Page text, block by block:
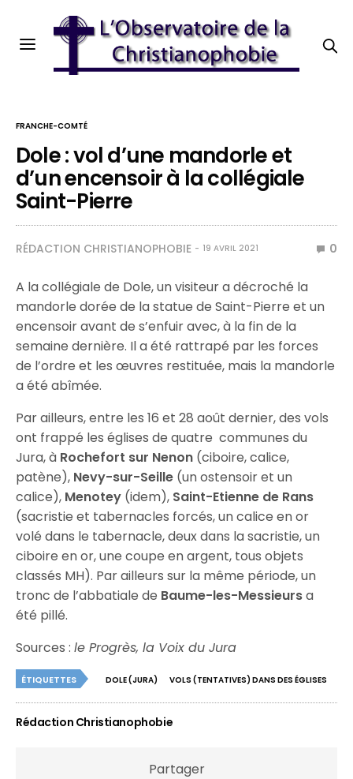
FRANCHE-COMTÉ
Dole : vol d’une mandorle et
d’un encensoir à la collégiale
Saint-Pierre
RÉDACTION CHRISTIANOPHOBIE 19 AVRIL 2021 0
A la collégiale de Dole, un visiteur a décroché la
mandorle dorée de la statue de Saint-Pierre et un
encensoir avant de s’enfuir avec, à la fin de la
semaine dernière. Il a été rattrapé par les forces
de l’ordre et les œuvres restituée, mais la mandorle
a été abîmée.
Par ailleurs, entre les 16 et 28 août dernier, des vols
ont frappé les églises de quatre communes du
Jura, à Rochefort sur Nenon (ciboire, calice,
patène), Nevy-sur-Seille (un ostensoir et un
calice), Menotey (idem), Saint-Etienne de Rans
(sacristie et tabernacles forcés, un calice en or
volé dans le tabernacle, deux dans la sacristie, un
ciboire en or, une coupe en argent, tous objets
classés MH). Par ailleurs sur la même période, un
tronc de l’abbatiale de Baume-les-Messieursa
été pillé.
Sources :le Progrès, la Voix du Jura
ÉTIQUETTES DOLE (JURA) VOLS (TENTATIVES) DANS DES ÉGLISES
Rédaction Christianophobie
Partager